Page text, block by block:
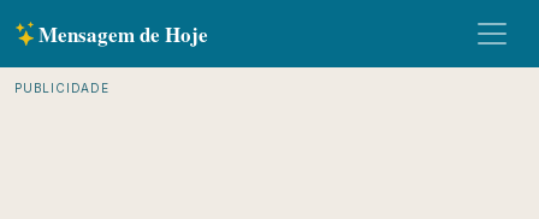
Mensagem de Hoje
PUBLICIDADE